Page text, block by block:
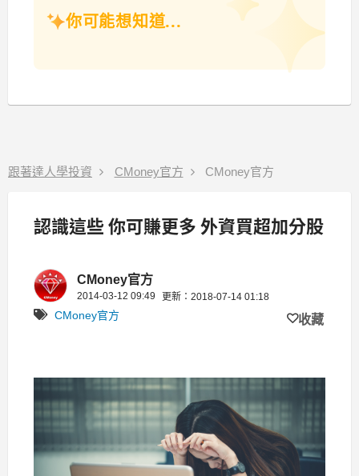
你可能想知道...
跟著達人學投資 CMoney官方 CMoney官方
認識這些 你可賺更多 外資買超加分股
CMoney官方
2014-03-12 09:49 更新：2018-07-14 01:18
CMoney官方 收藏